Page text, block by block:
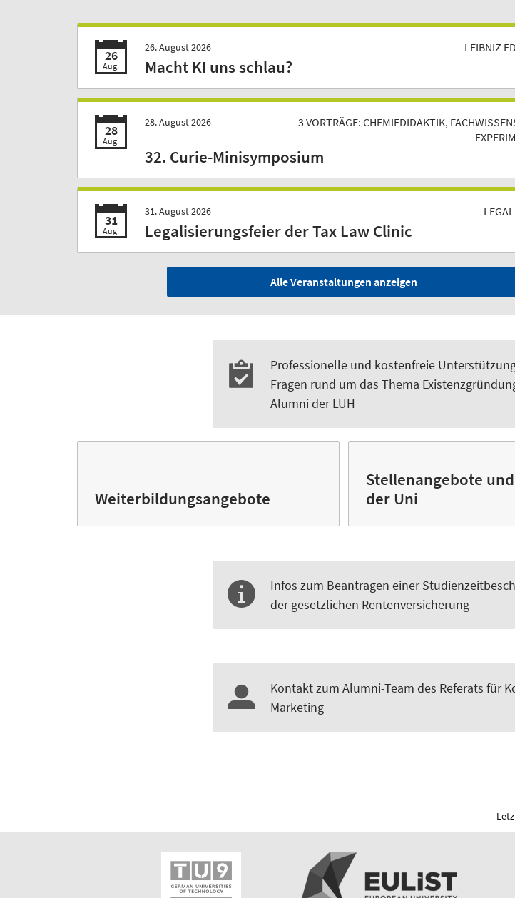
26
Aug.
26. August 2026 LEIBNIZ
Macht KI uns schlau?
28
Aug.
28. August 2026
3 VORTRÄGE: CHEMIEDIDAKTIK,
32. Curie-Minisymposium
31
Aug.
31. August 2026
Legalisierungsfeier der Tax Law Clinic
Alle Veranstaltungen anzeigen
Professionelle und kostenfreie
Fragen rund um das Thema
Alumni der LUH
Weiterbildungsangebote
Stellenangebote
der Uni
Infos zum Beantragen einer
der gesetzlichen Rentenversicherung
Kontakt zum Alumni-Team des Referats für
Marketing